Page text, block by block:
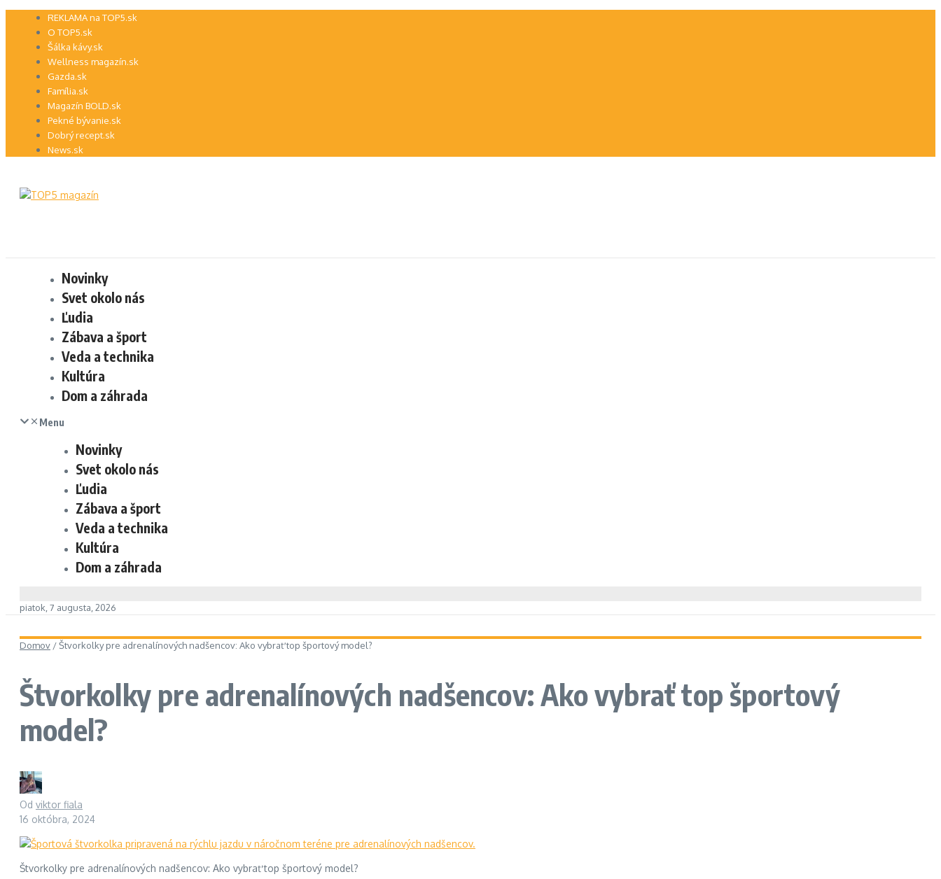
Preskočiť REKLAMA na TOP5.sk
O TOP5.sk
Šálka kávy.sk
Wellness magazín.sk
Gazda.sk
Família.sk
Magazín BOLD.sk
Pekné bývanie.sk
Dobrý recept.sk
News.sk
Novinky
Svet okolo nás
Ľudia
Zábava a šport
Veda a technika
Kultúra
Dom a záhrada
Menu
Novinky
Svet okolo nás
Ľudia
Zábava a šport
Veda a technika
Kultúra
Dom a záhrada
piatok, 7 augusta, 2026
Domov /Štvorkolky pre adrenalínových nadšencov: Ako vybrať top športový model?
Štvorkolky pre adrenalínových nadšencov: Ako vybrať top športový
model?
Od viktor fiala
16 októbra, 2024
Štvorkolky pre adrenalínových nadšencov: Ako vybrať top športový model?